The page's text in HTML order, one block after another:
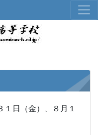
日（金）、８月１